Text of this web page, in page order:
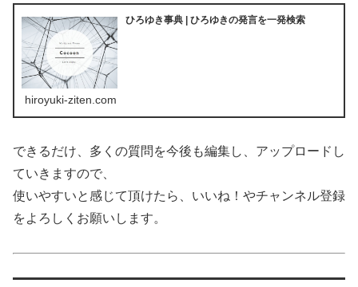
ひろゆき事典 | ひろゆきの発言を一発検索
hiroyuki-ziten.com
できるだけ、多くの質問を今後も編集し、アップロードし
ていきますので、
使いやすいと感じて頂けたら、いいね！やチャンネル登録
をよろしくお願いします。